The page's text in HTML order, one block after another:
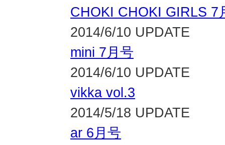
CHOKI CHOKI GIRLS 7
2014/6/10 UPDATE
mini 7月号
2014/6/10 UPDATE
vikka vol.3
2014/5/18 UPDATE
ar 6月号